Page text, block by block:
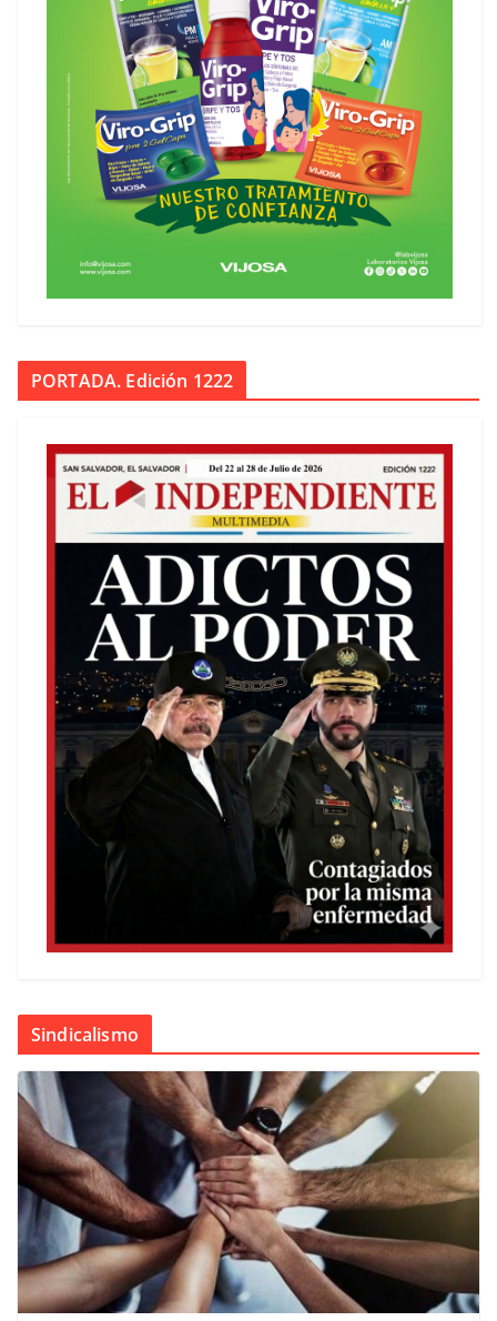
PORTADA. Edición 1222
Sindicalismo